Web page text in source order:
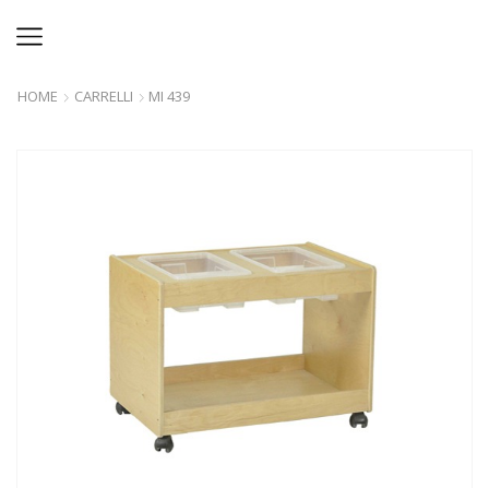
HOME CARRELLI MI 439